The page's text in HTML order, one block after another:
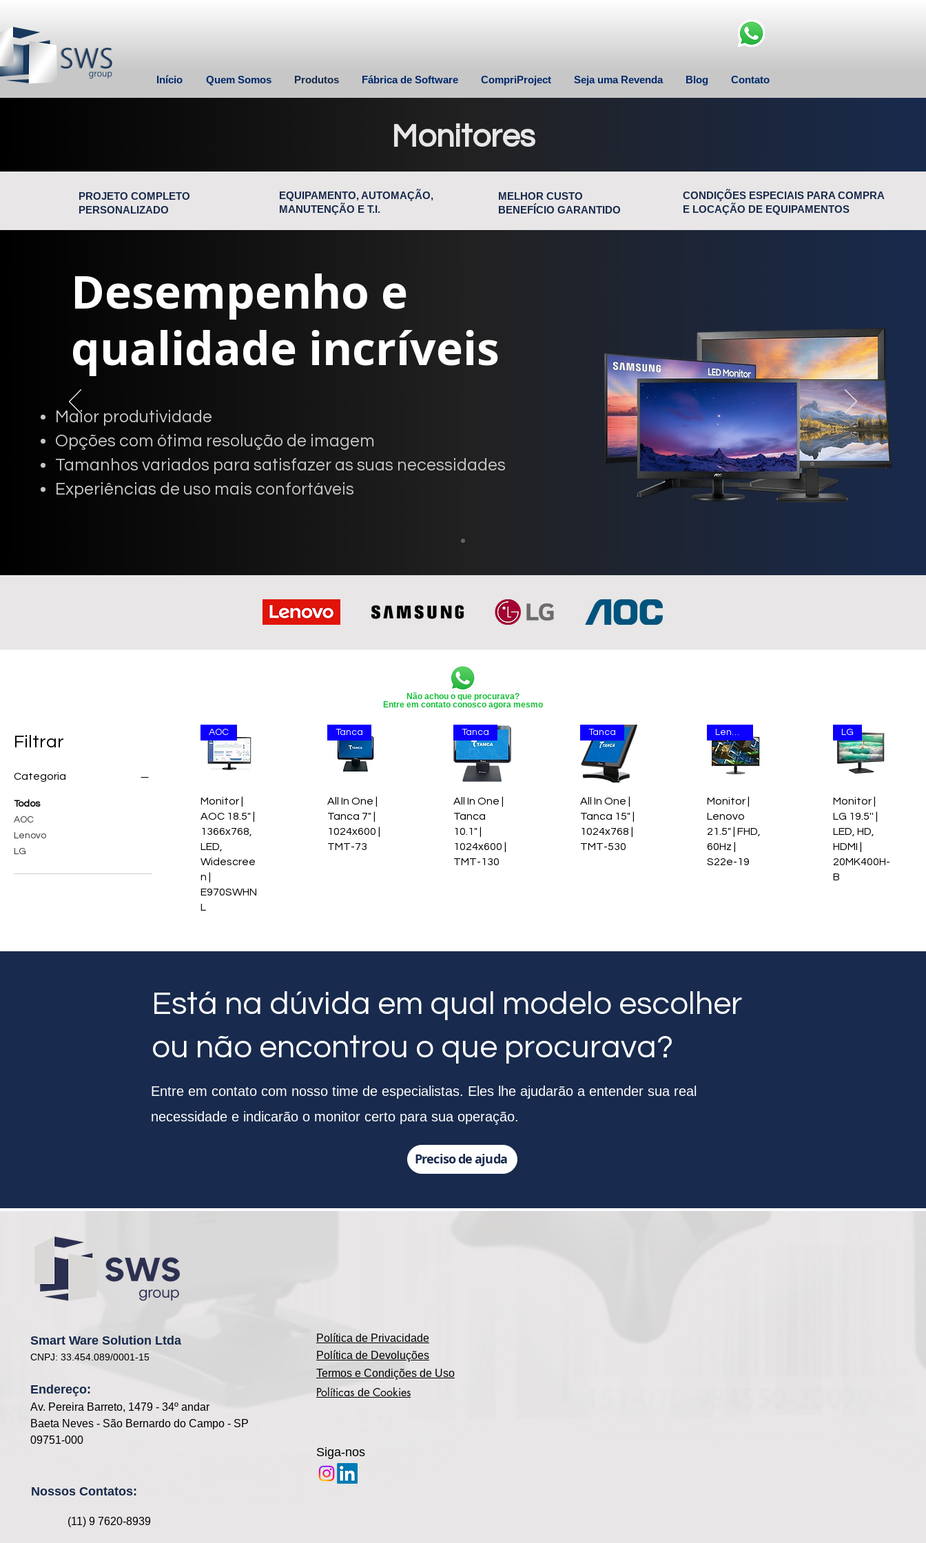
Início Quem Somos Produtos Fábrica de Software CompriProject Seja uma Revenda Blog Contato
Monitores
PROJETO COMPLETO
PERSONALIZADO
EQUIPAMENTO, AUTOMAÇÃO,
MANUTENÇÃO E T.I.
MELHOR CUSTO
BENEFÍCIO GARANTIDO
CONDIÇÕES ESPECIAIS PARA COMPRA
E LOCAÇÃO DE EQUIPAMENTOS
Desempenho e
qualidade incríveis
Maior produtividade
Opções com ótima resolução de imagem
Tamanhos variados para satisfazer as suas necessidades
Experiências de uso mais confortáveis
Não achou o que procurava?
Entre em contato conosco agora mesmo
Filtrar
Categoria
Todos
AOC
Lenovo
LG
AOC
Monitor |
AOC 18.5" |
1366x768,
LED,
Widescree
n |
E970SWHN
L
Tanca
All In One |
Tanca 7" |
1024x600 |
TMT-73
Tanca
All In One |
Tanca
10.1" |
1024x600 |
TMT-130
Tanca
All In One |
Tanca 15" |
1024x768 |
TMT-530
Lenovo
Monitor |
Lenovo
21.5" | FHD,
60Hz |
S22e-19
LG
Monitor |
LG 19.5'' |
LED, HD,
HDMI |
20MK400H-
B
Está na dúvida em qual modelo escolher
ou não encontrou o que procurava?
Entre em contato com nosso time de especialistas. Eles lhe ajudarão a entender sua real
necessidade e indicarão o monitor certo para sua operação.
Preciso de ajuda
Smart Ware Solution Ltda
CNPJ: 33.454.089/0001-15
Endereço:
Av. Pereira Barreto, 1479 - 34º andar
Baeta Neves - São Bernardo do Campo - SP
09751-000
Política de Privacidade
Política de Devoluções
Termos e Condições de Uso
Políticas de Cookies
Siga-nos
Nossos Contatos:
(11) 9 7620-8939